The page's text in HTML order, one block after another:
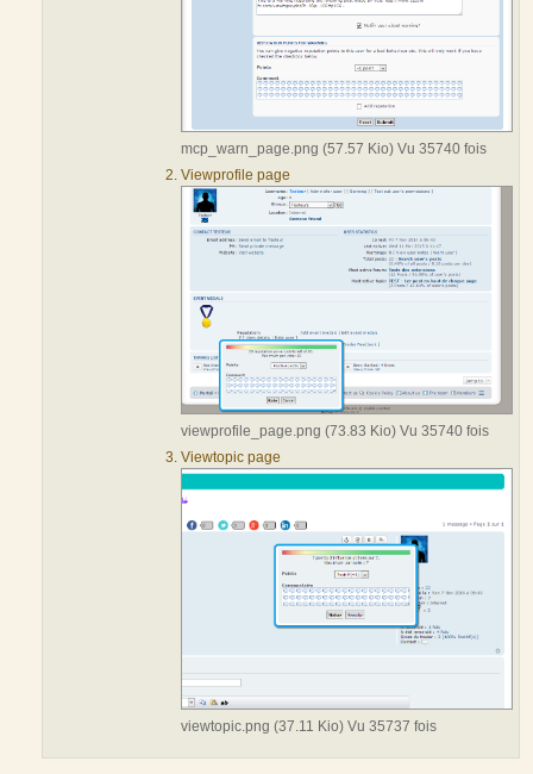
mcp_warn_page.png (57.57 Kio) Vu 35740 fois
Viewprofile page
viewprofile_page.png (73.83 Kio) Vu 35740 fois
Viewtopic page
viewtopic.png (37.11 Kio) Vu 35737 fois